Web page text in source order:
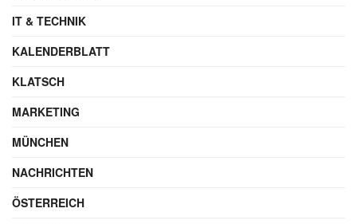
IT & TECHNIK
KALENDERBLATT
KLATSCH
MARKETING
MÜNCHEN
NACHRICHTEN
ÖSTERREICH